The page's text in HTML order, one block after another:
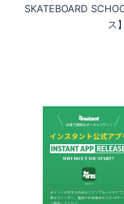
SKATEBOARD
ス